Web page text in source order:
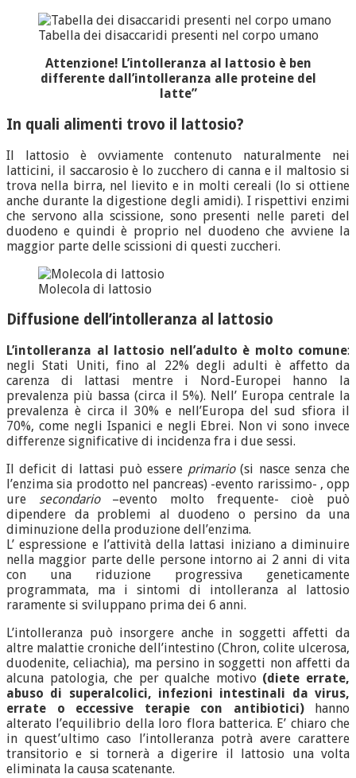
Tabella dei disaccaridi presenti nel corpo umano
Attenzione! L’intolleranza al lattosio è ben
differente dall’intolleranza alle proteine del
latte”
In quali alimenti trovo il lattosio?
Il lattosio è ovviamente contenuto naturalmente nei
latticini, il saccarosio è lo zucchero di canna e il maltosio si
trova nella birra, nel lievito e in molti cereali (lo si ottiene
anche durante la digestione degli amidi). I rispettivi enzimi
che servono alla scissione, sono presenti nelle pareti del
duodeno e quindi è proprio nel duodeno che avviene la
maggior parte delle scissioni di questi zuccheri.
Molecola di lattosio
Diffusione dell’intolleranza al lattosio
L’intolleranza al lattosio nell’adulto è molto comune:
negli Stati Uniti, fino al 22% degli adulti è affetto da
carenza di lattasi mentre i Nord-Europei hanno la
prevalenza più bassa (circa il 5%). Nell’ Europa centrale la
prevalenza è circa il 30% e nell’Europa del sud sfiora il
70%, come negli Ispanici e negli Ebrei. Non vi sono invece
differenze significative di incidenza fra i due sessi.
Il deficit di lattasi può essere primario(si nasce senza che
l’enzima sia prodotto nel pancreas) -evento rarissimo- , opp
ure secondario–evento molto frequente- cioè può
dipendere da problemi al duodeno o persino da una
diminuzione della produzione dell’enzima.
L’ espressione e l’attività della lattasi iniziano a diminuire
nella maggior parte delle persone intorno ai 2 anni di vita
con una riduzione progressiva geneticamente
programmata, ma i sintomi di intolleranza al lattosio
raramente si sviluppano prima dei 6 anni.
L’intolleranza può insorgere anche in soggetti affetti da
altre malattie croniche dell’intestino (Chron, colite ulcerosa,
duodenite, celiachia), ma persino in soggetti non affetti da
alcuna patologia, che per qualche motivo (diete errate,
abuso di superalcolici, infezioni intestinali da virus,
errate o eccessive terapie con antibiotici)hanno
alterato l’equilibrio della loro flora batterica. E’ chiaro che
in quest’ultimo caso l’intolleranza potrà avere carattere
transitorio e si tornerà a digerire il lattosio una volta
eliminata la causa scatenante.